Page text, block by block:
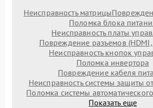
Неисправность матрицы
Поломка блока
Неисправность платы
Повреждение разъемов (HDMI,
Неисправность кнопок
Поломка инвертора
Повреждение кабеля
Неисправность системы защиты
Поломка системы
Показать еще